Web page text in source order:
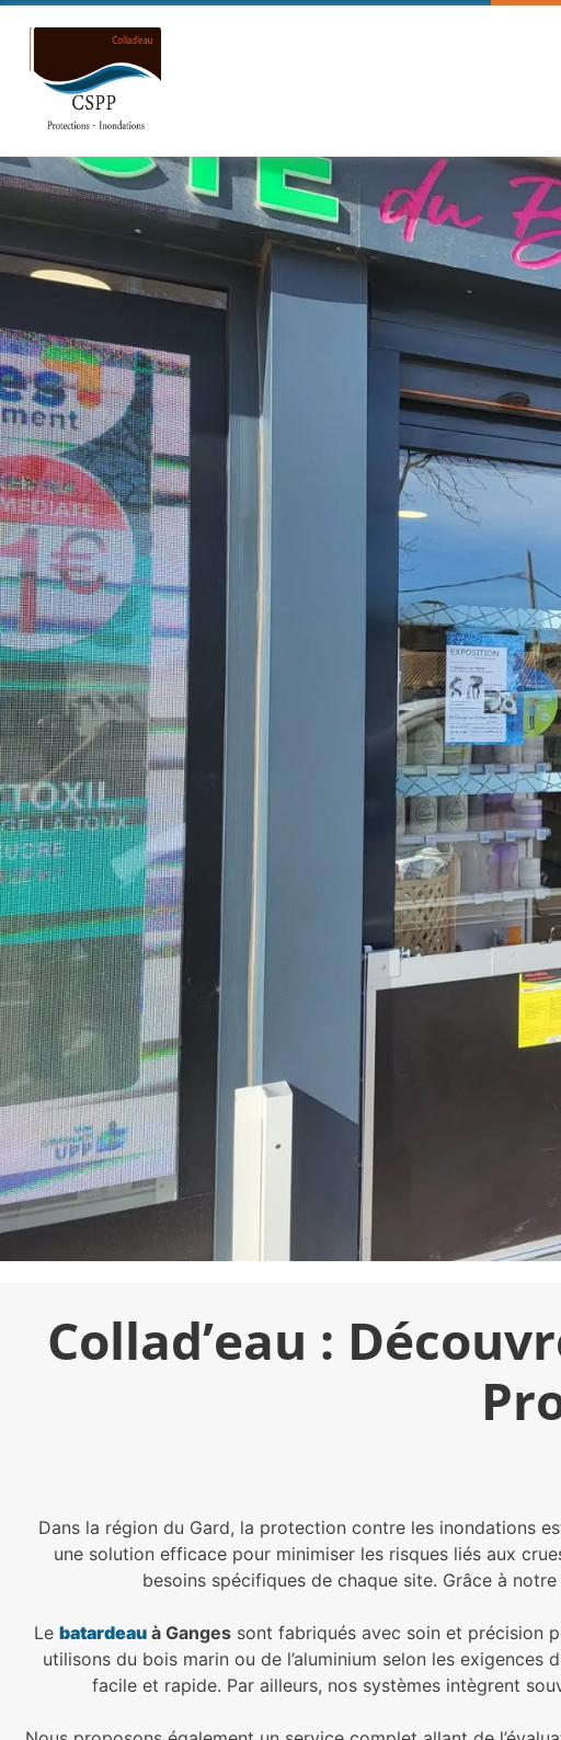
Collad’eau :
Dans la région du Gard, la protection contre les inondations
une solution efficace pour minimiser les risques liés aux
besoins spécifiques de chaque site. Grâce à
Le batardeauà Gangessont fabriqués avec soin et précision
utilisons du bois marin ou de l’aluminium selon les
facile et rapide. Par ailleurs, nos systèmes intègrent